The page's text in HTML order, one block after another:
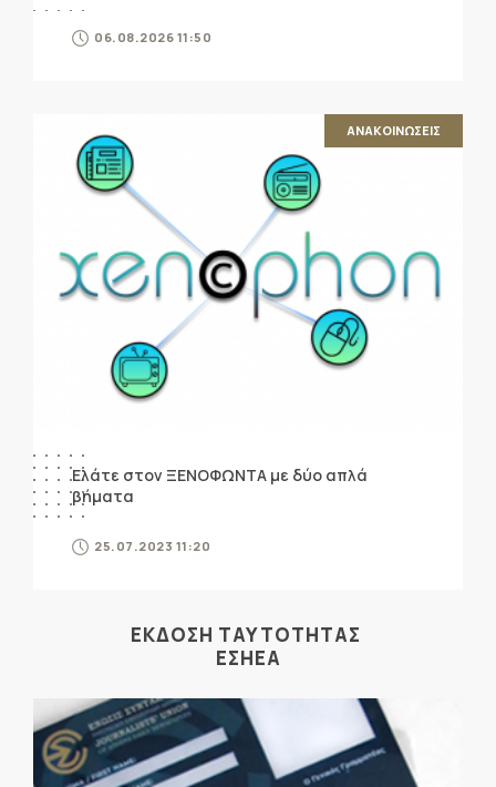
06.08.2026 11:50
ΑΝΑΚΟΙΝΩΣΕΙΣ
Ελάτε στον ΞΕΝΟΦΩΝΤΑ με δύο απλά
βήματα
25.07.2023 11:20
ΕΚΔΟΣΗ ΤΑΥΤΟΤΗΤΑΣ
ΕΣΗΕΑ